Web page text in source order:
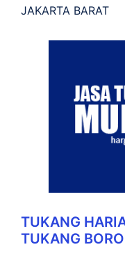
JAKARTA BARAT
TUKANG
TUKANG